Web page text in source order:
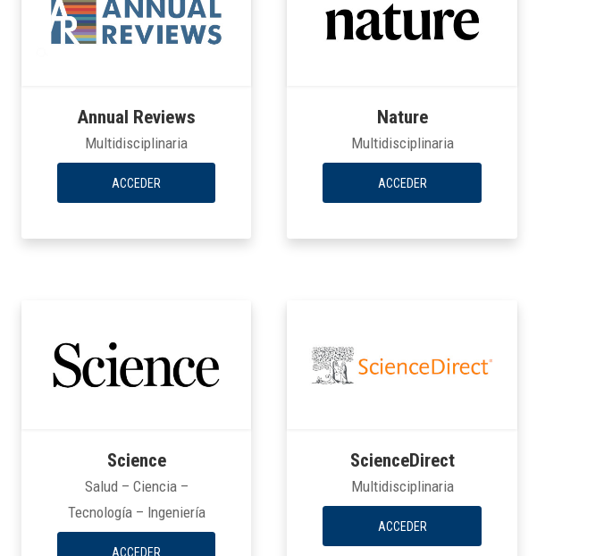
Annual Reviews
Multidisciplinaria
ACCEDER
Nature
Multidisciplinaria
ACCEDER
Science
Salud – Ciencia –
Tecnología – Ingeniería
ACCEDER
ScienceDirect
Multidisciplinaria
ACCEDER